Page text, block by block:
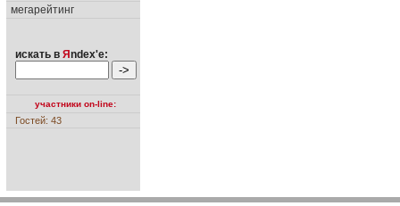
мегарейтинг
искать в Я ndex'е:
участники on-line:
Гостей: 43